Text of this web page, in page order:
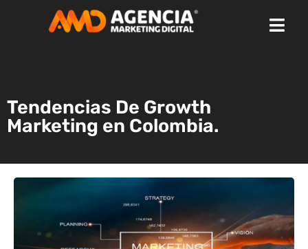
Tendencias De Growth
Marketing en Colombia.